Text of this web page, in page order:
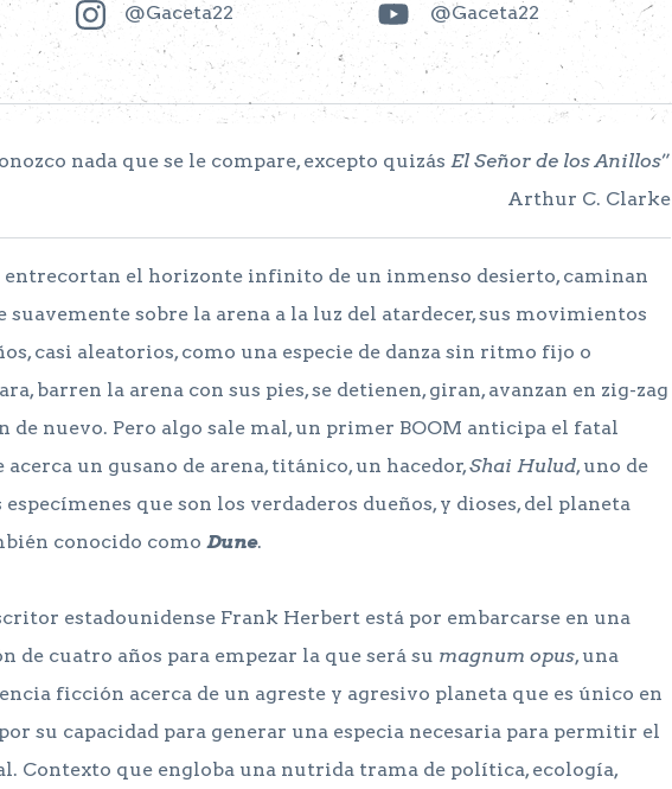
@Gaceta22 @Gaceta22
nada que se le compare, excepto quizás El Señor de los Anillos”
Arthur C. Clarke
entrecortan el horizonte infinito de un inmenso desierto, caminan
suavemente sobre la arena a la luz del atardecer, sus movimientos
casi aleatorios, como una especie de danza sin ritmo fijo o
barren la arena con sus pies, se detienen, giran, avanzan en zig-zag
de nuevo. Pero algo sale mal, un primer BOOM anticipa el fatal
acerca un gusano de arena, titánico, un hacedor,Shai Hulud, uno de
que son los verdaderos dueños, y dioses, del planeta
conocido como Dune.
estadounidense Frank Herbert está por embarcarse en una
de cuatro años para empezar la que será su magnum opus, una
ficción acerca de un agreste y agresivo planeta que es único en
su capacidad para generar una especia necesaria para permitir el
Contexto que engloba una nutrida trama de política, ecología,